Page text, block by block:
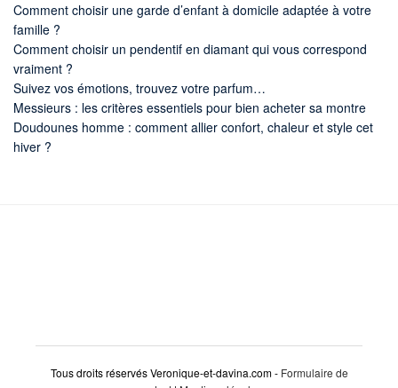
Comment choisir une garde d’enfant à domicile adaptée à votre
famille ?
Comment choisir un pendentif en diamant qui vous correspond
vraiment ?
Suivez vos émotions, trouvez votre parfum…
Messieurs : les critères essentiels pour bien acheter sa montre
Doudounes homme : comment allier confort, chaleur et style cet
hiver ?
Tous droits réservés Veronique-et-davina.com - Formulaire de